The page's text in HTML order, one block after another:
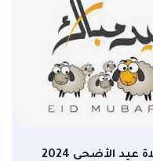
موعد صلاة عيد الأضحى 2024